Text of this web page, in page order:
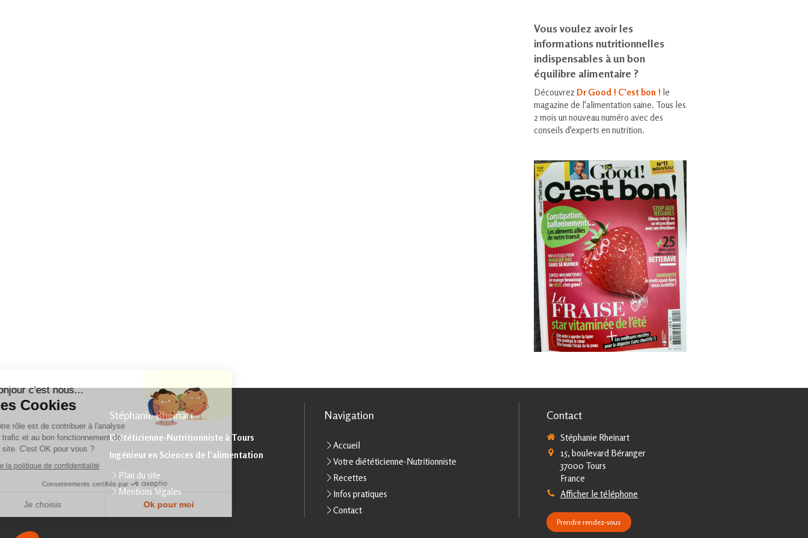
Vous voulez avoir les
informations nutritionnelles
indispensables à un bon
équilibre alimentaire ?
Découvrez Dr Good ! C'est bon ! le
magazine de l'alimentation saine. Tous les
2 mois un nouveau numéro avec des
conseils d'experts en nutrition.
Stéphanie Rheinart
Diététicienne-Nutritionniste à Tours
Ingénieur en Sciences de l'alimentation
Plan du site
Mentions légales
Navigation
Accueil
Votre diététicienne-Nutritionniste
Recettes
Infos pratiques
Contact
Contact
Stéphanie Rheinart
15, boulevard Béranger
37000 Tours
France
Afficher le téléphone
Prendre rendez-vous
Bonjour c'est nous...
Les Cookies
Notre rôle est de contribuer à l'analyse
du trafic et au bon fonctionnement de
ce site. C'est OK pour vous ?
Lire la politique de confidentialité
Consentements certifiés par
Je choisis Ok pour moi
Notre plateforme vous permet d'adapter et de gérer vos paramètres de confidentialité, en garantissant la conformité avec les réglementations. Personnalisez vos préférences pour contrôler la manière dont vos informations sont manipulées.